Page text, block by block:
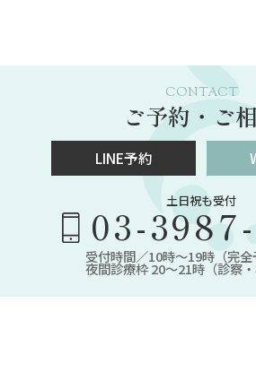
CONTACT
ご予約・ご
LINE予約
土日祝も受付
03-
受付時間／10時～19時（完全
夜間診療枠 20～21時（診察・